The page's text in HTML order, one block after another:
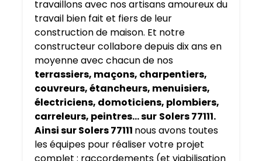
travaillons avec nos artisans amoureux du
travail bien fait et fiers de leur
construction de maison. Et notre
constructeur collabore depuis dix ans en
moyenne avec chacun de nos
terrassiers, maçons, charpentiers,
couvreurs, étancheurs, menuisiers,
électriciens, domoticiens, plombiers,
carreleurs, peintres… sur Solers 77111.
Ainsi sur Solers 77111 nous avons toutes
les équipes pour réaliser votre projet